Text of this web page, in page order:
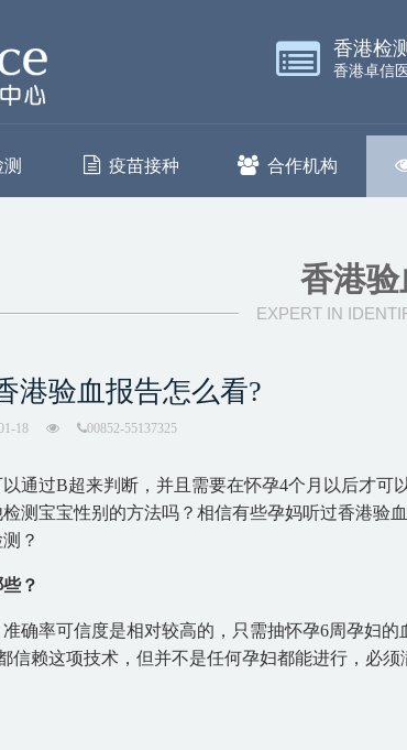
香港检
香港卓信
疫苗接种 合作机构
香港验
EXPERT IN
港验血报告怎么看?
18 00852-55137325
通过B超来判断，并且需要在怀孕4个月以后才可
测宝宝性别的方法吗？相信有些孕妈听过香港验
？
？
确率可信度是相对较高的，只需抽怀孕6周孕妇
信赖这项技术，但并不是任何孕妇都能进行，必须